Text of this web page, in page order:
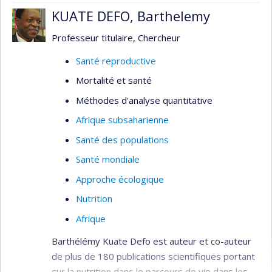
KUATE DEFO, Barthelemy
Professeur titulaire, Chercheur
Santé reproductive
Mortalité et santé
Méthodes d'analyse quantitative
Afrique subsaharienne
Santé des populations
Santé mondiale
Approche écologique
Nutrition
Afrique
Barthélémy Kuate Defo est auteur et co-auteur
de plus de 180 publications scientifiques portant